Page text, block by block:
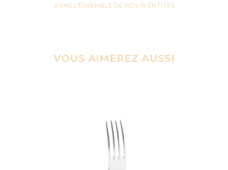
DANS L'ENSEMBLE DE NOS 19 ENTITES
VOUS AIMEREZ AUSSI